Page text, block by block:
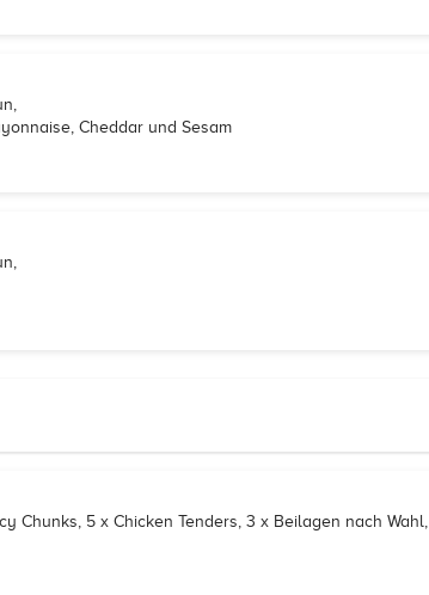
Cheddar und Sesam
Chunks, 5 x Chicken Tenders, 3 x Beilagen nach Wahl,